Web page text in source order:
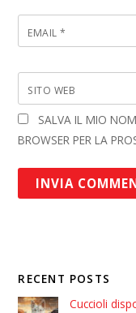
EMAIL*
SITO WEB
SALVA IL MIO
BROWSER PER LA
RECENT POSTS
Cuccioli